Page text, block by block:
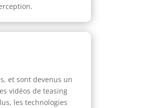
et sont devenus un
vidéos de teasing
les technologies